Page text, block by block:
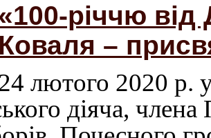
річчю
Коваля –
лютого 2020 р.
діяча,